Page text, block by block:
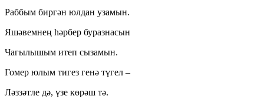
Раббым биргән юлдан узамын.
Яшәвемнең һәрбер буразнасын
Чагылышым итеп сызамын.
Гомер юлым тигез генә түгел –
Ләззәтле дә, үзе көрәш тә.